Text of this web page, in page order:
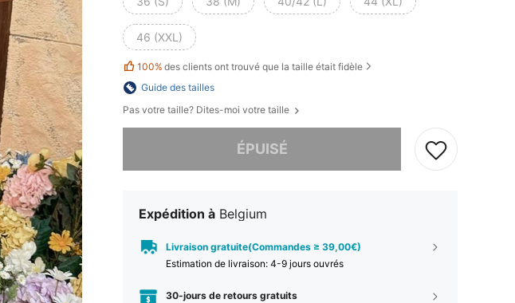
46 (XXL)
100% des clients ont trouvé que la taille était fidèle
Guide des tailles
Pas votre taille? Dites-moi votre taille
ÉPUISÉ
Expédition à Belgium
Livraison gratuite(Commandes ≥ 39,00€)
Estimation de livraison: 4-9 jours ouvrés
30-jours de retours gratuits